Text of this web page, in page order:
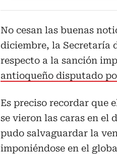
No cesan las buenas
diciembre, la Secretaría
respecto a la sanción
antioqueño disputado
Es preciso recordar que
se vieron las caras en el
pudo salvaguardar la
imponiéndose en el